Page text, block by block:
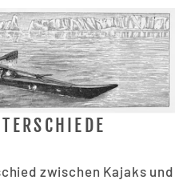
zwischen Kajaks und